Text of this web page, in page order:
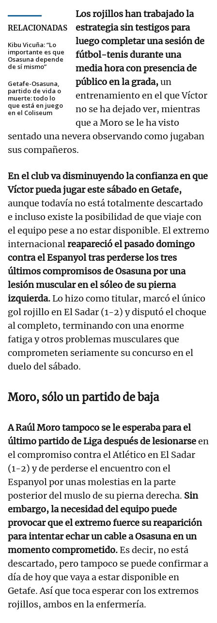
RELACIONADAS
Kibu Vicuña: “Lo
importante es que
Osasuna depende
de sí mismo”
Getafe-Osasuna,
partido de vida o
muerte: todo lo
que está en juego
en el Coliseum
Los rojillos han trabajado la
estrategia sin testigos para
luego completar una sesión de
fútbol-tenis durante una
media hora con presencia de
público en la grada,un
entrenamiento en el que Víctor
no se ha dejado ver, mientras
que a Moro se le ha visto
sentado una nevera observando como jugaban
sus compañeros.
En el club va disminuyendo la confianza en que
Víctor pueda jugar este sábado en Getafe,
aunque todavía no está totalmente descartado
e incluso existe la posibilidad de que viaje con
el equipo pese a no estar disponible. El extremo
internacionalreapareció el pasado domingo
contra el Espanyol tras perderse los tres
últimos compromisos de Osasuna por una
lesión muscular en el sóleo de su pierna
izquierda.Lo hizo como titular, marcó el único
gol rojillo en El Sadar (1-2) y disputó el choque
al completo, terminando con una enorme
fatiga y otros problemas musculares que
comprometen seriamente su concurso en el
duelo del sábado.
Moro, sólo un partido de baja
A Raúl Moro tampoco se le esperaba para el
último partido de Liga después de lesionarseen
el compromiso contra el Atlético en El Sadar
(1-2) y de perderse el encuentro con el
Espanyol por unas molestias en la parte
posterior del muslo de su pierna derecha. Sin
embargo, la necesidad del equipo puede
provocar que el extremo fuerce su reaparición
para intentar echar un cable a Osasuna en un
momento comprometido.Es decir, no está
descartado, pero tampoco se puede confirmar a
día de hoy que vaya a estar disponible en
Getafe. Así que toca esperar con los extremos
rojillos, ambos en la enfermería.